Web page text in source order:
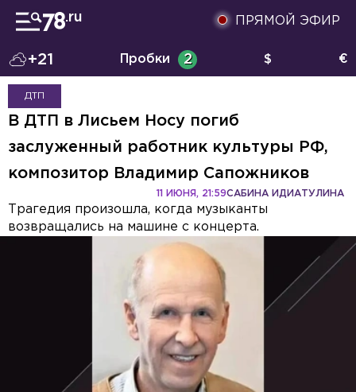
ПРЯМОЙ ЭФИР
+21 Пробки 2 $ €
ДТП
В ДТП в Лисьем Носу погиб
заслуженный работник культуры РФ,
композитор Владимир Сапожников
САБИНА ИДИАТУЛИНА
11 ИЮНЯ, 21:59
Трагедия произошла, когда музыканты
возвращались на машине с концерта.